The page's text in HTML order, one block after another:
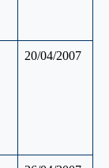
20/04/2007